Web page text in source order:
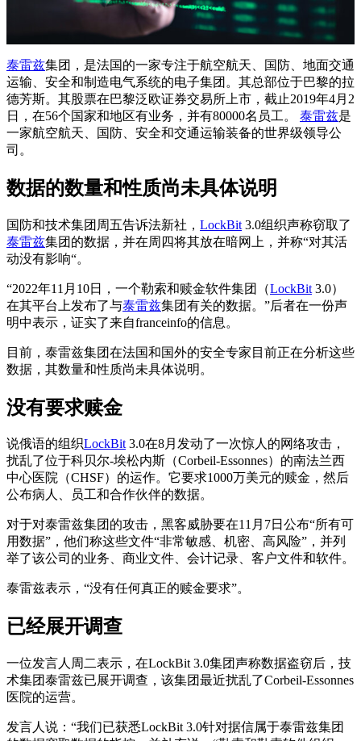
泰雷兹集团，是法国的一家专注于航空航天、国防、地面交通
运输、安全和制造电气系统的电子集团。其总部位于巴黎的拉
德芳斯。其股票在巴黎泛欧证券交易所上市，截止2019年4月2
日，在56个国家和地区有业务，并有80000名员工。 泰雷兹是
一家航空航天、国防、安全和交通运输装备的世界级领导公
司。
数据的数量和性质尚未具体说明
国防和技术集团周五告诉法新社， LockBit 3.0组织声称窃取了
泰雷兹集团的数据，并在周四将其放在暗网上，并称“对其活
动没有影响“。
“2022年11月10日，一个勒索和赎金软件集团（LockBit 3.0）
在其平台上发布了与泰雷兹集团有关的数据。”后者在一份声
明中表示，证实了来自franceinfo的信息。
目前，泰雷兹集团在法国和国外的安全专家目前正在分析这些
数据，其数量和性质尚未具体说明。
没有要求赎金
说俄语的组织LockBit3.0在8月发动了一次惊人的网络攻击，
扰乱了位于科贝尔-埃松内斯（Corbeil-Essonnes）的南法兰西
中心医院（CHSF）的运作。它要求1000万美元的赎金，然后
公布病人、员工和合作伙伴的数据。
对于对泰雷兹集团的攻击，黑客威胁要在11月7日公布“所有可
用数据”，他们称这些文件“非常敏感、机密、高风险”，并列
举了该公司的业务、商业文件、会计记录、客户文件和软件。
泰雷兹表示，“没有任何真正的赎金要求”。
已经展开调查
一位发言人周二表示，在LockBit 3.0集团声称数据盗窃后，技
术集团泰雷兹已展开调查，该集团最近扰乱了Corbeil-Essonnes
医院的运营。
发言人说：“我们已获悉LockBit 3.0针对据信属于泰雷兹集团